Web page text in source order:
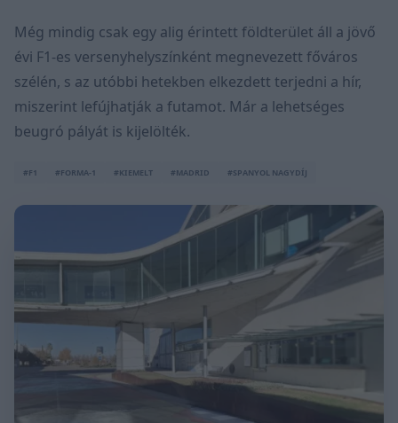
Még mindig csak egy alig érintett földterület áll a jövő
évi F1-es versenyhelyszínként megnevezett főváros
szélén, s az utóbbi hetekben elkezdett terjedni a hír,
miszerint lefújhatják a futamot. Már a lehetséges
beugró pályát is kijelölték.
#F1 #FORMA-1 #KIEMELT #MADRID #SPANYOL NAGYDÍJ